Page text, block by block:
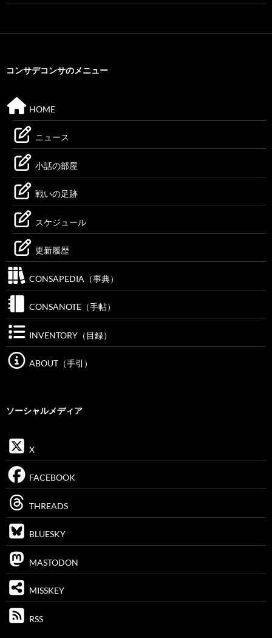
コンサデコンサのメニュー
HOME
ニュース
小話の部屋
戦いの足跡
スケジュール
更新履歴
CONSAPEDIA（事典）
CONSANOTE（手帖）
INVENTORY（目録）
ABOUT（手引）
ソーシャルメディア
X
FACEBOOK
THREADS
BLUESKY
MASTODON
MISSKEY
RSS